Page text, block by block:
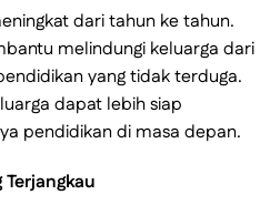
dari tahun ke tahun.
melindungi keluarga dari
yang tidak terduga.
dapat lebih siap
pendidikan di masa depan.